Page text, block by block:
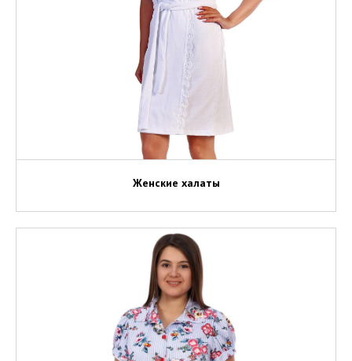
Женские халаты